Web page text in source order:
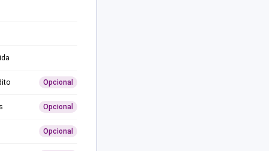
Opcional
Opcional
Opcional